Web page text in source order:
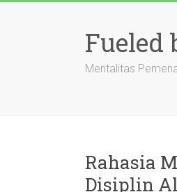
Fueled
Mentalitas
Rahasia
Disiplin